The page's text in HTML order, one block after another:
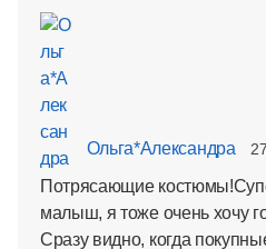
Ольга*Александра
Потрясающие
малыш, я тоже очень хочу
Сразу видно, когда